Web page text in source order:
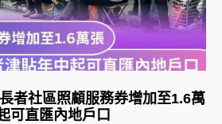
者社區照顧服務券增加至1.6萬
直匯內地戶口